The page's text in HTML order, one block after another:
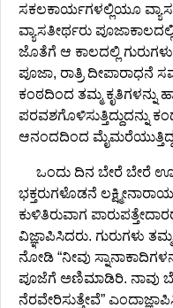
ಸಕಲಕಾರ್ಯಗಳಲ್ಲಿಯೂ
ವ್ಯಾಸತೀರ್ಥರು
ಜೊತೆಗೆ ಆ ಕಾಲದಲ್ಲಿ ಗುರುಗಳು
ಪೂಜಾ, ರಾತ್ರಿ ದೀಪಾರಾಧನೆ
ಕಂಠದಿಂದ ತಮ್ಮ ಕೃತಿಗಳನ್ನು
ಪರವಶಗೊಳಿಸುತ್ತಿದ್ದುದನ್ನು
ಆನಂದದಿಂದ
ಒಂದು ದಿನ ಬೇರೆ ಬೇರೆ
ಭಕ್ತರುಗಳೊಡನೆ
ಕುಳಿತಿರುವಾಗ
ವಿಜ್ಞಾಪಿಸಿದರು. ಗುರುಗಳು ತಮ್ಮ
ನೋಡಿ “ನೀವು
ಪೂಜೆಗೆ ಅಣಿಮಾಡಿರಿ. ನಾವು
ನೆರವೇರಿಸುತ್ತೇವೆ”